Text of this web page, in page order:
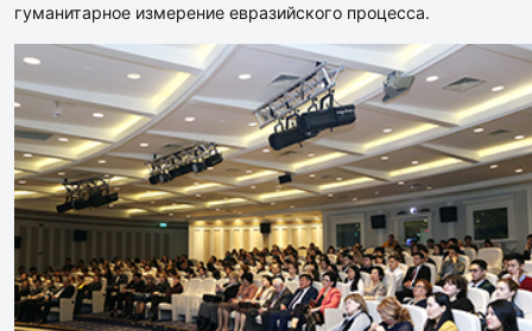
гуманитарное измерение евразийского процесса.